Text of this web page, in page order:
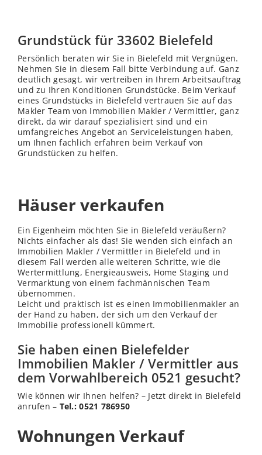
Grundstück für 33602 Bielefeld
Persönlich beraten wir Sie in Bielefeld mit Vergnügen.
Nehmen Sie in diesem Fall bitte Verbindung auf. Ganz
deutlich gesagt, wir vertreiben in Ihrem Arbeitsauftrag
und zu Ihren Konditionen Grundstücke. Beim Verkauf
eines Grundstücks in Bielefeld vertrauen Sie auf das
Makler Team von Immobilien Makler / Vermittler, ganz
direkt, da wir darauf spezialisiert sind und ein
umfangreiches Angebot an Serviceleistungen haben,
um Ihnen fachlich erfahren beim Verkauf von
Grundstücken zu helfen.
Häuser verkaufen
Ein Eigenheim möchten Sie in Bielefeld veräußern?
Nichts einfacher als das! Sie wenden sich einfach an
Immobilien Makler / Vermittler in Bielefeld und in
diesem Fall werden alle weiteren Schritte, wie die
Wertermittlung, Energieausweis, Home Staging und
Vermarktung von einem fachmännischen Team
übernommen.
Leicht und praktisch ist es einen Immobilienmakler an
der Hand zu haben, der sich um den Verkauf der
Immobilie professionell kümmert.
Sie haben einen Bielefelder
Immobilien Makler / Vermittler aus
dem Vorwahlbereich 0521 gesucht?
Wie können wir Ihnen helfen? – Jetzt direkt in Bielefeld
anrufen – Tel.: 0521 786950
Wohnungen Verkauf